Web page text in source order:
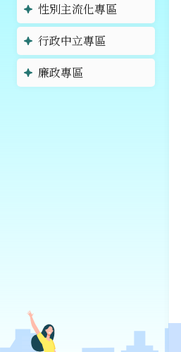
性別主流化專區
行政中立專區
廉政專區